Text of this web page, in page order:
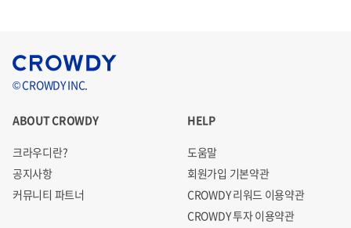
© CROWDY INC.
ABOUT CROWDY
크라우디란?
공지사항
커뮤니티 파트너
HELP
도움말
회원가입 기본약관
CROWDY 리워드 이용약관
CROWDY 투자 이용약관